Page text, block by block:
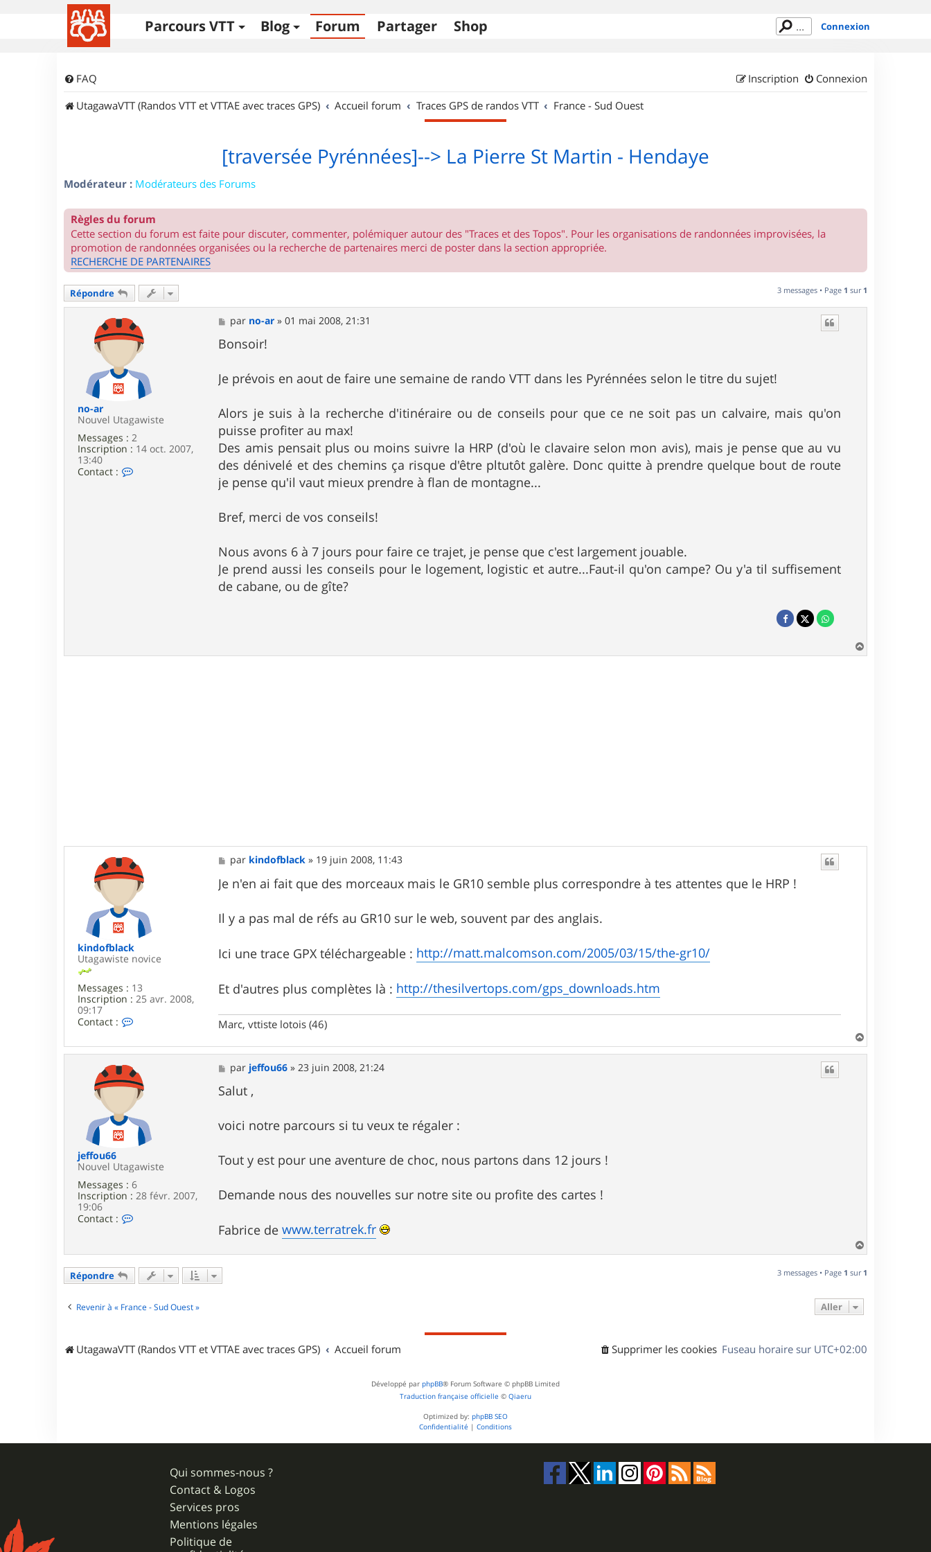
Parcours VTT Blog Forum Partager Shop Connexion
FAQ Connexion
Inscription
UtagawaVTT (Randos VTT et VTTAE avec traces GPS)
Accueil forum Traces GPS de randos VTT France - Sud Ouest
[traversée Pyrénnées]--> La Pierre St Martin - Hendaye
Modérateur : Modérateurs des Forums
Règles du forum
Cette section du forum est faite pour discuter, commenter, polémiquer autour des "Traces et des Topos". Pour les organisations de randonnées improvisées, la
promotion de randonnées organisées ou la recherche de partenaires merci de poster dans la section appropriée.
RECHERCHE DE PARTENAIRES
Répondre 3 messages • Page 1 sur 1
no-ar
Nouvel Utagawiste
Messages : 2
Inscription : 14 oct. 2007,
13:40
Contact :
M
e
s
s
g
e
par no-ar »01 mai 2008, 21:31
Bonsoir!
Je prévois en aout de faire une semaine de rando VTT dans les Pyrénnées selon le titre du sujet!
Alors je suis à la recherche d'itinéraire ou de conseils pour que ce ne soit pas un calvaire, mais qu'on
puisse profiter au max!
Des amis pensait plus ou moins suivre la HRP (d'où le clavaire selon mon avis), mais je pense que au vu
des dénivelé et des chemins ça risque d'être pltutôt galère. Donc quitte à prendre quelque bout de route
je pense qu'il vaut mieux prendre à flan de montagne...
Bref, merci de vos conseils!
Nous avons 6 à 7 jours pour faire ce trajet, je pense que c'est largement jouable.
Je prend aussi les conseils pour le logement, logistic et autre...Faut-il qu'on campe? Ou y'a til suffisement
de cabane, ou de gîte?
a
kindofblack
Utagawiste novice
Messages : 13
Inscription : 25 avr. 2008,
09:17
Contact :
t
c
t
e
k
n
o
b
l
M
e
s
s
g
e
par kindofblack » 19 juin 2008, 11:43
Je n'en ai fait que des morceaux mais le GR10 semble plus correspondre à tes attentes que le HRP !
Il y a pas mal de réfs au GR10 sur le web, souvent par des anglais.
Ici une trace GPX téléchargeable : http://matt.malcomson.com/2005/03/15/the-gr10/
Et d'autres plus complètes là : http://thesilvertops.com/gps_downloads.htm
Marc, vttiste lotois (46)
a
jeffou66
Nouvel Utagawiste
Messages : 6
Inscription : 28 févr. 2007,
19:06
Contact :
c
t
r
f
M
e
s
s
g
e
par jeffou66 »23 juin 2008, 21:24
Salut ,
voici notre parcours si tu veux te régaler :
Tout y est pour une aventure de choc, nous partons dans 12 jours !
Demande nous des nouvelles sur notre site ou profite des cartes !
Fabrice dewww.terratrek.fr
a
t
Répondre 3 messages • Page 1 sur 1
Revenir à « France - Sud Ouest » Aller
UtagawaVTT (Randos VTT et VTTAE avec traces GPS) Accueil forum Fuseau horaire sur UTC+02:00
Supprimer les cookies
Développé par phpBB® Forum Software © phpBB Limited
Traduction française officielle © Qiaeru
Optimized by: phpBB SEO
Confidentialité | Conditions
Qui sommes-nous ?
Contact & Logos
Services pros
Mentions légales
Politique de